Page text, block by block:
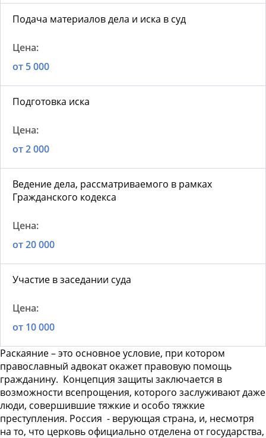
Подача материалов дела и иска в суд
от 5 000
Подготовка иска
от 2 000
Ведение дела, рассматриваемого в рамках
Гражданского кодекса
от 20 000
Участие в заседании суда
от 10 000
Раскаяние – это основное условие, при котором
православный адвокатокажет правовую помощь
гражданину. Концепция защиты заключается в
возможности всепрощения, которого заслуживают даже
люди, совершившие тяжкие и особо тяжкие
преступления. Россия - верующая страна, и, несмотря
на то, что церковь официально отделена от государства,